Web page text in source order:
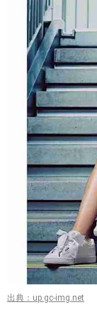
出典：up.gc-img.net